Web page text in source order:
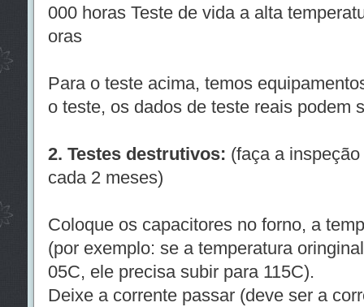
000 horas Teste de vida a alta
oras
Para o teste acima, temos
o teste, os dados de teste reais podem
2. Testes destrutivos: (faça a
cada 2 meses)
Coloque os capacitores no forno, a
(por exemplo: se a temperatura
05C, ele precisa subir para 115C).
Deixe a corrente passar (deve ser a